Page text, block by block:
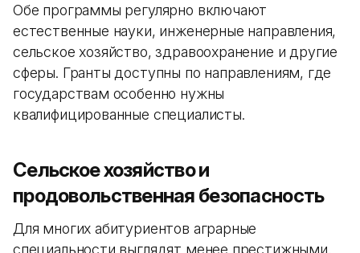
Обе программы регулярно включают
естественные науки, инженерные направления,
сельское хозяйство, здравоохранение и другие
сферы. Гранты доступны по направлениям, где
государствам особенно нужны
квалифицированные специалисты.
Сельское хозяйство и
продовольственная безопасность
Для многих абитуриентов аграрные
специальности выглядят менее престижными,